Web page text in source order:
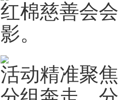
红棉慈善会
影。
活动精准聚